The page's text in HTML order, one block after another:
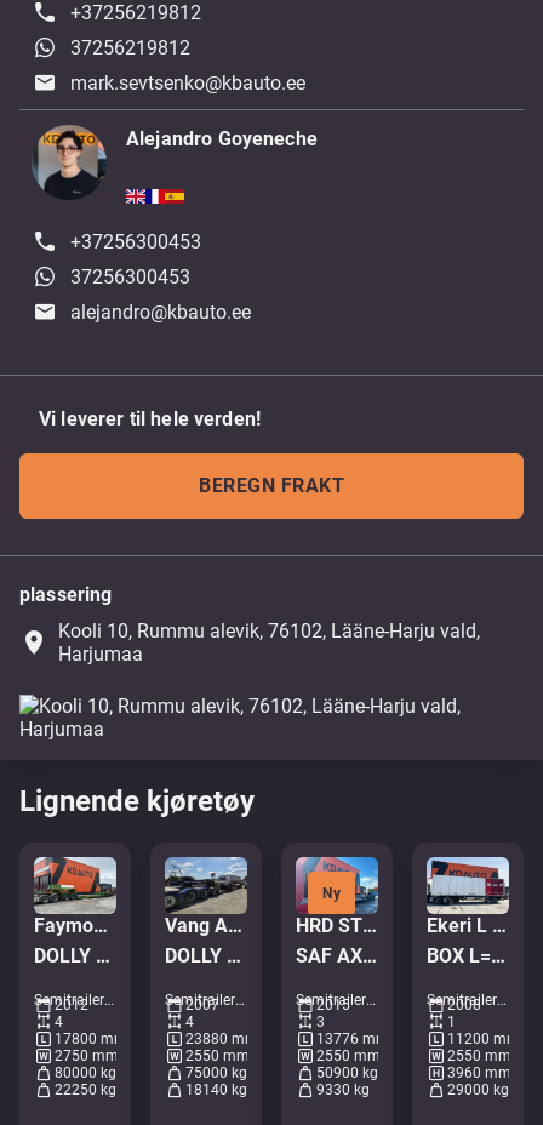
+37256219812
37256219812
mark.sevtsenko@kbauto.ee
Alejandro Goyeneche
+37256300453
37256300453
alejandro@kbauto.ee
Vi leverer til hele verden!
BEREGN FRAKT
plassering
place
Kooli 10, Rummu alevik, 76102, Lääne-Harju vald,
Harjumaa
Lignende kjøretøy
Faymonville STBZ-4VA
DOLLY D-2 / low platform L=8143-13173 mm / W=2750 mm / H=510 mm
Semitrailere - Lavlaster semitrailere • M505-6264
2012
4
17800 mm
2750 mm
80000 kg
22250 kg
Vang Athls 111+1
DOLLY / PRICE FOR SET WITH VOLVO FH750 YEAR 2015 - 158900.-
Semitrailere - Lavlaster semitrailere • M164-6300
2007
4
23880 mm
2550 mm
75000 kg
18140 kg
Ny
HRD STLB3N
SAF AXELS / REAR AXLE TURNS
Semitrailere - Lavlaster semitrailere • M709-8470
2015
3
13776 mm
2550 mm
50900 kg
9330 kg
Ekeri L 1
BOX L=10976 mm
Semitrailere - Semitrailere i kasse • M591-8391
2008
1
11200 mm
2550 mm
3960 mm
29000 kg